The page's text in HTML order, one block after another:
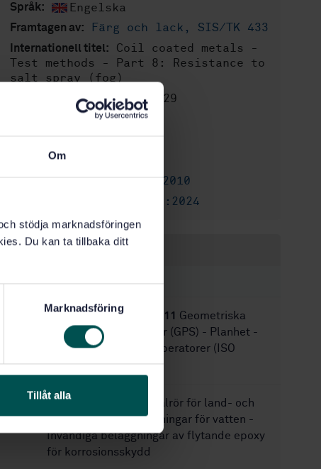
Om
stödja marknadsföringen
Du kan ta tillbaka ditt
Marknadsföring
Tillåt alla
Språk: Engelska
Framtagen av: Färg och lack, SIS/TK 433
Internationell titel:
Coil coated metals -
Test methods - Part 8: Resistance to
salt spray (fog)
Artikelnummer:STD-8027829
Fastställd:2017-08-02
Antal sidor:
Ersätter: SS-EN 13523-8:2010
SS-EN 13523-8:2024
STANDARDER
SS-EN ISO 12781-2:2011
Geometriska
produktspecifikationer (GPS) - Planhet -
Del 2: Specifikationsoperatorer (ISO
12781-2:2011)
SS-EN 10339:2007
Stålrör för land- och
vattenförlagda rörledningar för vatten -
Invändiga beläggningar av flytande epoxy
för korrosionsskydd